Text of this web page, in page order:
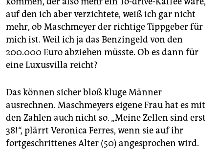
auf den ich aber verzichtete, weiß ich gar nicht
mehr, ob Maschmeyer der richtige Tippgeber für
mich ist. Weil ich ja das Benzingeld von den
200.000 Euro abziehen müsste. Ob es dann für
eine Luxusvilla reicht?
Das können sicher bloß kluge Männer
ausrechnen. Maschmeyers eigene Frau hat es mit
den Zahlen auch nicht so. „Meine Zellen sind erst
38!“, plärrt Veronica Ferres, wenn sie auf ihr
fortgeschrittenes Alter (50) angesprochen wird.